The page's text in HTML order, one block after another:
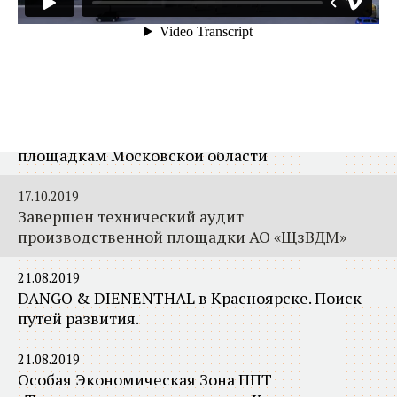
АРКО отмечает юбилей
площадкам Московской области
17.10.2019
Завершен технический аудит
производственной площадки АО «ЩзВДМ»
21.08.2019
DANGO & DIENENTHAL в Красноярске. Поиск
путей развития.
21.08.2019
Особая Экономическая Зона ППТ